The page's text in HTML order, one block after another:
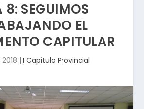
8: SEGUIMOS
EL
CAPITULAR
| I Capítulo Provincial